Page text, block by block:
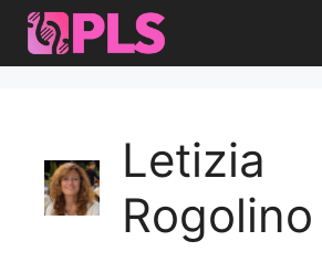
contenuto
Letizia
Rogolino